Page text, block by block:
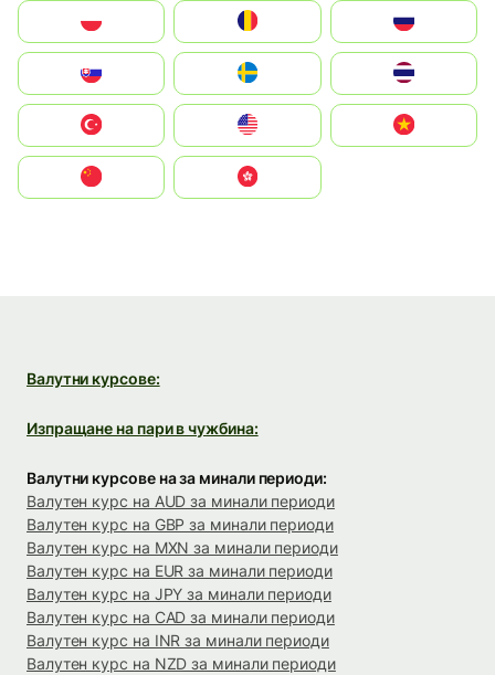
United States
中國香港特別行政區
Валутни курсове:
Изпращане на пари в чужбина:
Валутни курсове на за минали периоди:
Валутен курс на AUD за минали периоди
Валутен курс на GBP за минали периоди
Валутен курс на MXN за минали периоди
Валутен курс на EUR за минали периоди
Валутен курс на JPY за минали периоди
Валутен курс на CAD за минали периоди
Валутен курс на INR за минали периоди
Валутен курс на NZD за минали периоди